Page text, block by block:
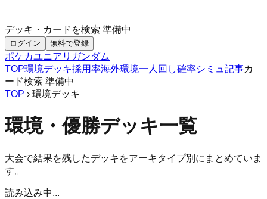
デッキ・カードを検索 準備中
ログイン 無料で登録
ポケカユニアリ ガンダム
TOP環境デッキ採用率海外環境一人回し確率シミュ 記事カ
ード検索 準備中
TOP › 環境デッキ
環境・優勝デッキ一覧
大会で結果を残したデッキをアーキタイプ別にまとめていま
す。
読み込み中...